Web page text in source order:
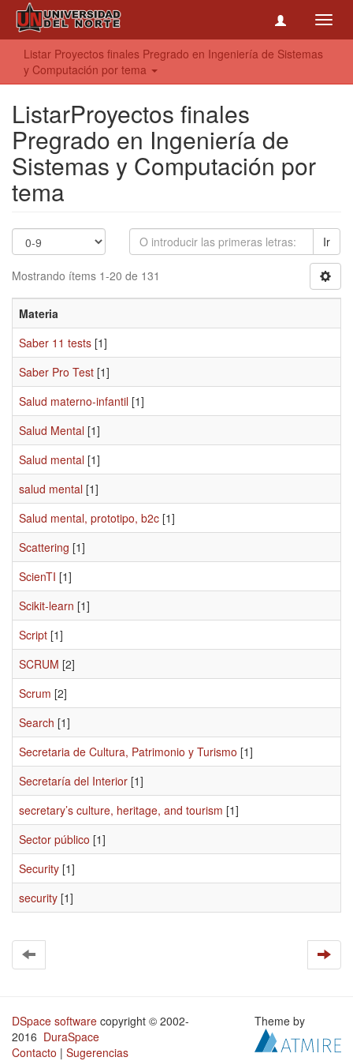
Listar Proyectos finales Pregrado en Ingeniería de Sistemas
y Computación por tema
ListarProyectos finales
Pregrado en Ingeniería de
Sistemas y Computación por
tema
Ir
Mostrando ítems 1-20 de 131
Materia
Saber 11 tests [1]
Saber Pro Test [1]
Salud materno-infantil [1]
Salud Mental [1]
Salud mental [1]
salud mental [1]
Salud mental, prototipo, b2c [1]
Scattering [1]
ScienTI [1]
Scikit-learn [1]
Script [1]
SCRUM [2]
Scrum [2]
Search [1]
Secretaria de Cultura, Patrimonio y Turismo [1]
Secretaría del Interior [1]
secretary’s culture, heritage, and tourism [1]
Sector público [1]
Security [1]
security [1]
DSpace software copyright © 2002-
2016 DuraSpace
Contacto | Sugerencias
Theme by